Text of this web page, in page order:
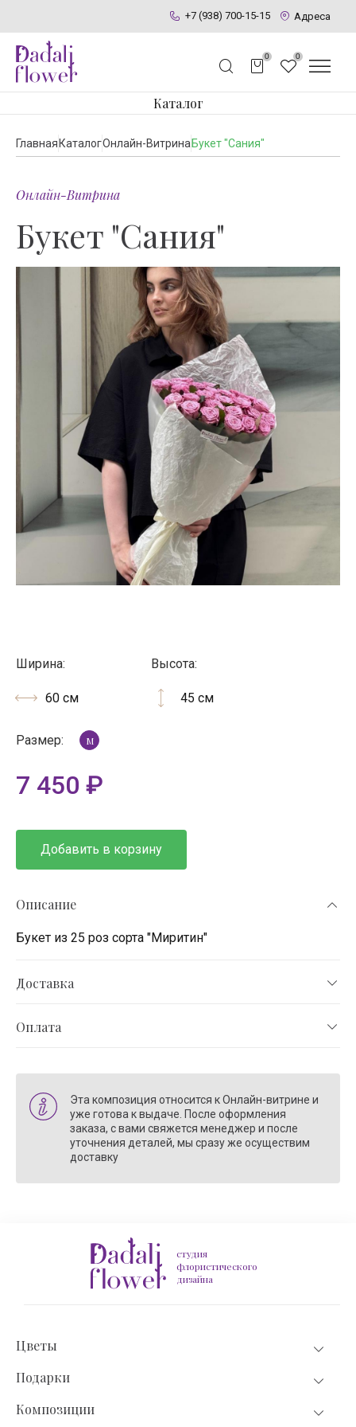
+7 (938) 700-15-15 Адреса
0 0
Каталог
Главная КаталогОнлайн-Витрина Букет "Сания"
Онлайн-Витрина
Букет "Сания"
Ширина:
60 см
Высота:
45 см
Размер: M
7 450 ₽
Добавить в корзину
Описание
Букет из 25 роз сорта "Миритин"
Доставка
Оплата
Эта композиция относится к Онлайн-витрине и
уже готова к выдаче. После оформления
заказа, с вами свяжется менеджер и после
уточнения деталей, мы сразу же осуществим
доставку
студия
флористического
дизайна
Цветы
Подарки
Композиции